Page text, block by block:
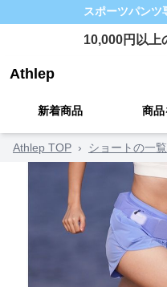
スポーツパンツ
10,000円以上
Athlep
新着商品 商品
Athlep TOP › ショートの一覧